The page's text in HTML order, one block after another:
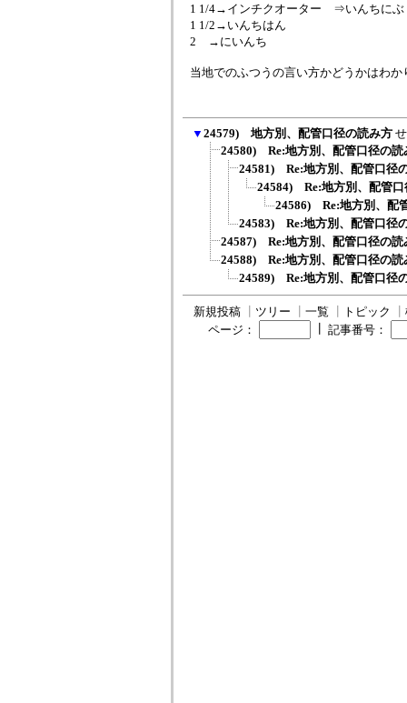
1 1/4→インチクオーター ⇒いんちにぶ
1 1/2→いんちはん
2 →にいんち
当地でのふつうの言い方かどうかはわか
▼ 24579) 地方別、配管口径の読み方
24580) Re:地方別、配管口径の読
24581) Re:地方別、配管口径
24584) Re:地方別、配管口
24586) Re:地方別、配
24583) Re:地方別、配管口径
24587) Re:地方別、配管口径の読
24588) Re:地方別、配管口径の読
24589) Re:地方別、配管口径
新規投稿 ツリー 一覧 トピック
ページ：
記事番号：